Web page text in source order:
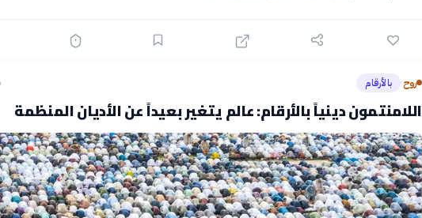
روح› بالأرقام
اللامنتمون دينياً بالأرقام: عالم يتغير بعيداً عن الأديان المنظمة